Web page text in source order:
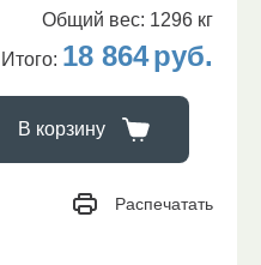
Общий вес: 1296 кг
Итого: 18 864руб.
В корзину
Распечатать